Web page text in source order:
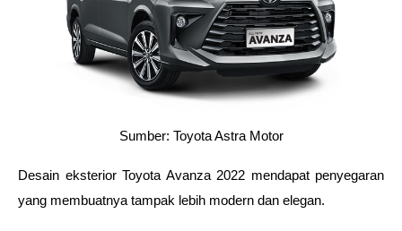
Sumber: Toyota Astra Motor
Desain eksterior Toyota Avanza 2022 mendapat penyegaran
yang membuatnya tampak lebih modern dan elegan.